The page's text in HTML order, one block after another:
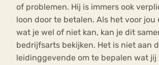
of problemen. Hij is immers ook
loon door te betalen. Als het voor jou
wat je wel of niet kan, kan je dit
bedrijfsarts bekijken. Het is niet aan
leidinggevende om te bepalen wat